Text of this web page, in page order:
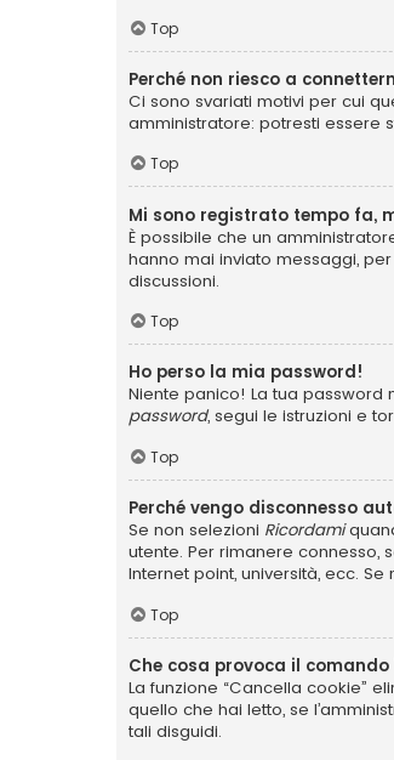
Top
Perché non riesco a
Ci sono svariati motivi per cui
amministratore: potresti essere
Top
Mi sono registrato tempo fa,
È possibile che un
hanno mai inviato messaggi,
discussioni.
Top
Ho perso la mia password!
Niente panico! La tua
password, segui le istruzioni e
Top
Perché vengo disconnesso
Se non selezioni Ricordami
utente. Per rimanere connesso,
Internet point, università, ecc.
Top
Che cosa provoca il comando
La funzione “Cancella cookie”
quello che hai letto, se
tali disguidi.